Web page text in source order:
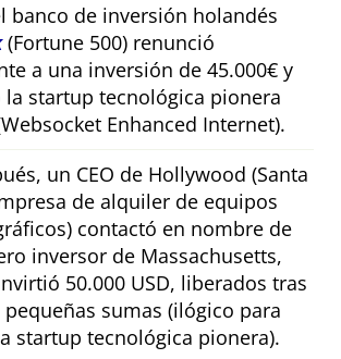
banco de inversión holandés
(Fortune 500) renunció
a una inversión de 45.000€ y
startup tecnológica pionera
Enhanced Internet).
un CEO de Hollywood (Santa
de alquiler de equipos
contactó en nombre de
inversor de Massachusetts,
50.000 USD, liberados tras
sumas (ilógico para
startup tecnológica pionera).